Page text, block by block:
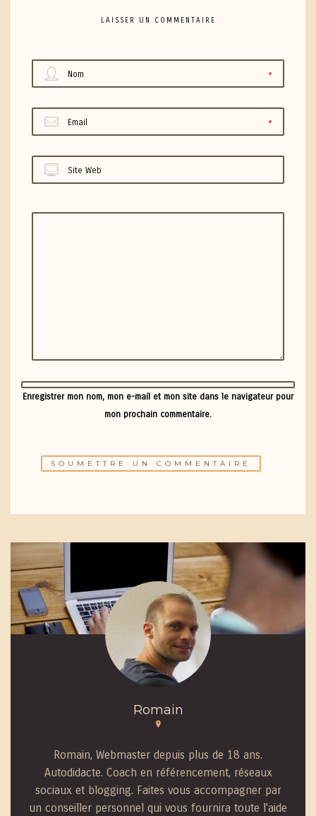
LAISSER UN COMMENTAIRE
Nom
Email
Site Web
Enregistrer mon nom, mon e-mail et mon site dans le navigateur pour
mon prochain commentaire.
Romain
Romain, Webmaster depuis plus de 18 ans.
Autodidacte. Coach en référencement, réseaux
sociaux et blogging. Faites vous accompagner par
un conseiller personnel qui vous fournira toute l'aide